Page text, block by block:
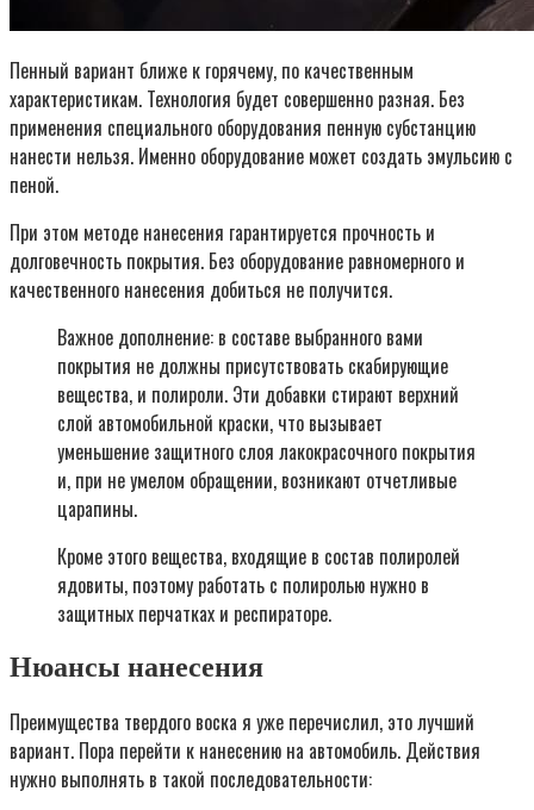
Пенный вариант ближе к горячему, по качественным
характеристикам. Технология будет совершенно разная. Без
применения специального оборудования пенную субстанцию
нанести нельзя. Именно оборудование может создать эмульсию с
пеной.
При этом методе нанесения гарантируется прочность и
долговечность покрытия. Без оборудование равномерного и
качественного нанесения добиться не получится.
Важное дополнение: в составе выбранного вами
покрытия не должны присутствовать скабирующие
вещества, и полироли. Эти добавки стирают верхний
слой автомобильной краски, что вызывает
уменьшение защитного слоя лакокрасочного покрытия
и, при не умелом обращении, возникают отчетливые
царапины.
Кроме этого вещества, входящие в состав полиролей
ядовиты, поэтому работать с полиролью нужно в
защитных перчатках и респираторе.
Нюансы нанесения
Преимущества твердого воска я уже перечислил, это лучший
вариант. Пора перейти к нанесению на автомобиль. Действия
нужно выполнять в такой последовательности: